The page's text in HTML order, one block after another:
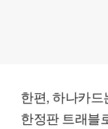
한편, 하나카
한정판 트래블